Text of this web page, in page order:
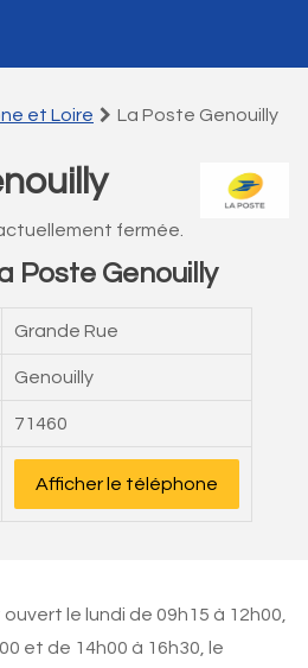
et Loire La Poste Genouilly
fermée.
Poste Genouilly
Grande Rue
Genouilly
71460
Afficher le téléphone
le lundi de 09h15 à 12h00,
et de 14h00 à 16h30, le